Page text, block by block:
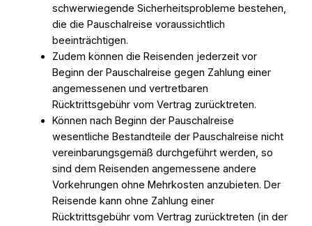
schwerwiegende Sicherheitsprobleme bestehen,
die die Pauschalreise voraussichtlich
beeinträchtigen.
Zudem können die Reisenden jederzeit vor
Beginn der Pauschalreise gegen Zahlung einer
angemessenen und vertretbaren
Rücktrittsgebühr vom Vertrag zurücktreten.
Können nach Beginn der Pauschalreise
wesentliche Bestandteile der Pauschalreise nicht
vereinbarungsgemäß durchgeführt werden, so
sind dem Reisenden angemessene andere
Vorkehrungen ohne Mehrkosten anzubieten. Der
Reisende kann ohne Zahlung einer
Rücktrittsgebühr vom Vertrag zurücktreten (in der